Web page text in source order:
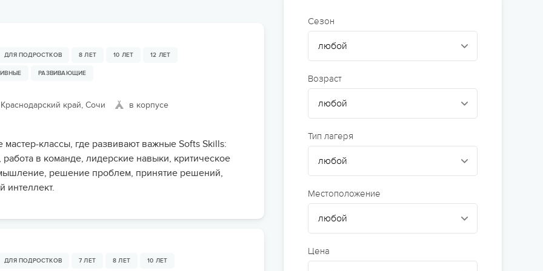
на Черном море
Сюжетно-ролевые лагеря
Студенческие лагеря
Палаточные лагеря
Творческие лагеря
лагеря
сертификаты
ОПЛАТА ТУРА ЧАСТЯМИ
ДЛЯ ПОДРОСТКОВ 8 ЛЕТ 10 ЛЕТ 12 ЛЕТ
РАЗВИВАЮЩИЕ
Краснодарский край, Сочи в корпусе
мастер-классы, где развивают важные Softs Skills:
в команде, лидерские навыки, критическое
решение проблем, принятие решений,
интеллект.
ДЛЯ ПОДРОСТКОВ 7 ЛЕТ 8 ЛЕТ 10 ЛЕТ
Сезон
Возраст
Тип лагеря
Местоположение
Цена